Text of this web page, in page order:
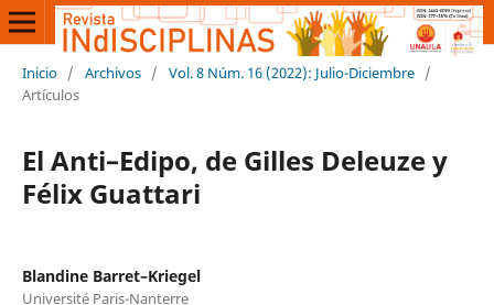
Inicio / Archivos / Vol. 8 Núm. 16 (2022): Julio-Diciembre /
Artículos
El Anti–Edipo, de Gilles Deleuze y
Félix Guattari
Blandine Barret–Kriegel
Université Paris-Nanterre